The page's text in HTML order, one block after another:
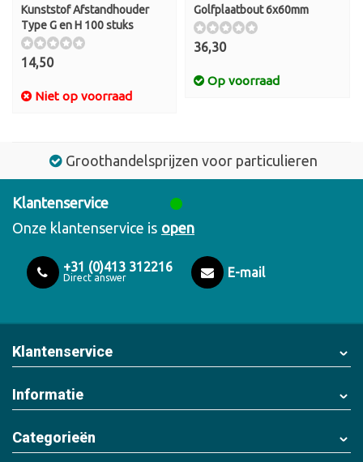
Kunststof Afstandhouder
Type G en H 100 stuks
14,50
Niet op voorraad
Golfplaatbout 6x60mm
36,30
Op voorraad
Groothandelsprijzen voor particulieren
Klantenservice
Onze klantenservice is open
+31 (0)413 312216
Direct answer E-mail
Klantenservice
Informatie
Categorieën